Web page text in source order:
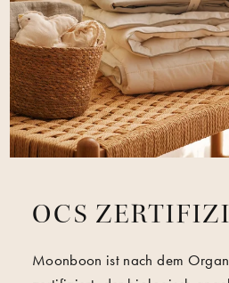
OCS
Moonboon ist nach dem